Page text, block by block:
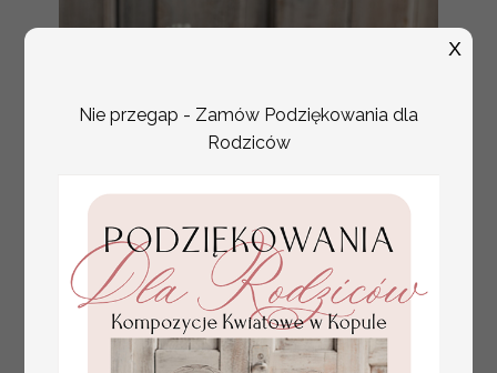
tłoczone winietki ślubne,
ślubne wizytówki winietki
na stół weselny, złote
lub srebrne napisy
tłoczone kwiaty na
winietkach ślubnych
2.4 PLN/3.00 PLN
Nie przegap - Zamów Podziękowania dla
Rodziców
X